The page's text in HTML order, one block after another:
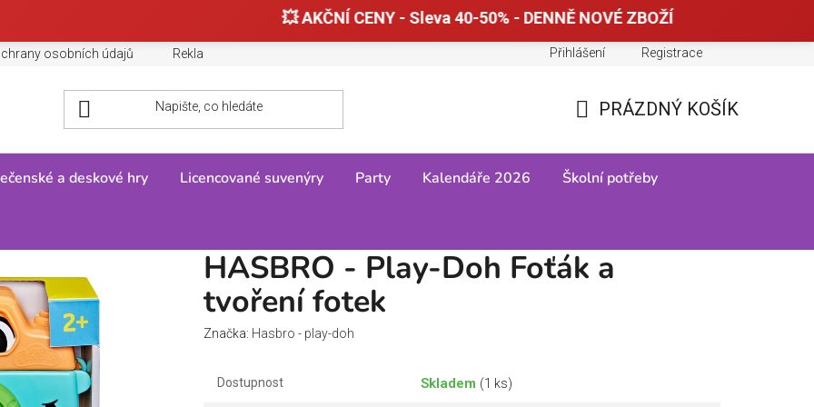
💥 AKČNÍ CENY - Sleva 40-50% - DENNĚ NOVÉ ZBOŽÍ
osobních údajů Reklamace, výměny a vrácení zboží Tabulky velikostí
Přihlášení Registrace
KOŠÍK
PRÁZDNÝ KOŠÍK
a deskové hry Licencované suvenýry Party Kalendáře 2026 Školní potřeby
HASBRO - Play-Doh Foťák a
tvoření fotek
Značka: Hasbro - play-doh
Dostupnost Skladem (1 ks)